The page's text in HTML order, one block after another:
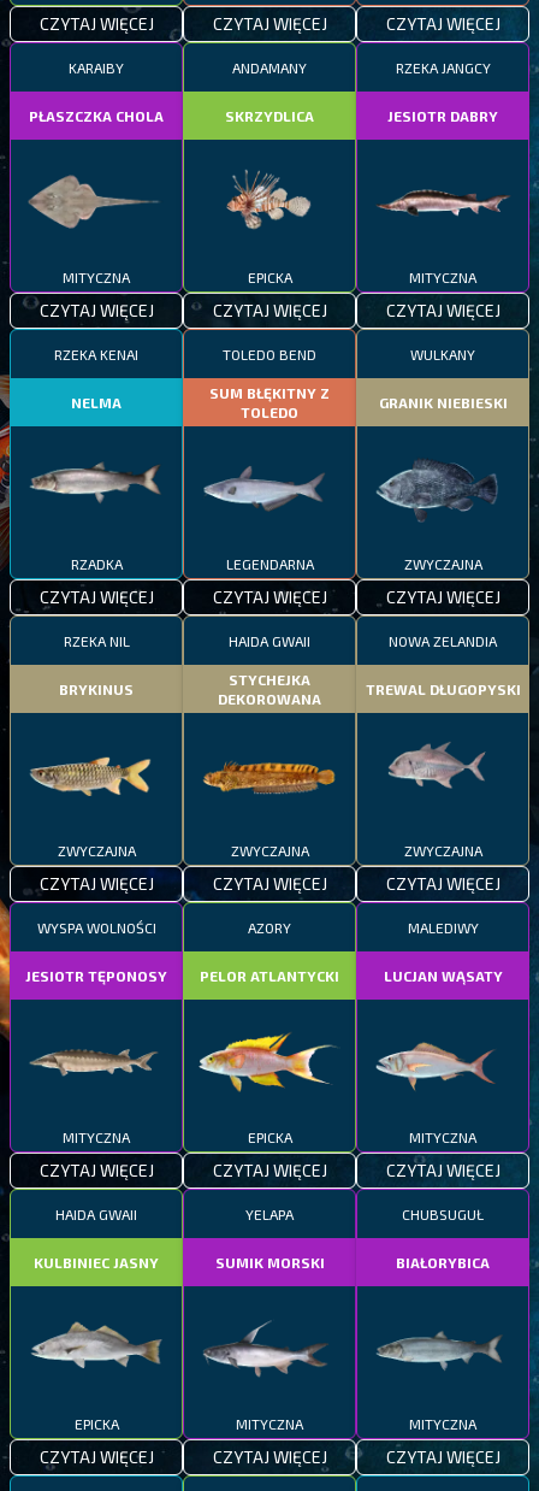
CZYTAJ WIĘCEJ CZYTAJ WIĘCEJ CZYTAJ WIĘCEJ
KARAIBY
PŁASZCZKA CHOLA
MITYCZNA
CZYTAJ WIĘCEJ
ANDAMANY
SKRZYDLICA
EPICKA
CZYTAJ WIĘCEJ
RZEKA JANGCY
JESIOTR DABRY
MITYCZNA
CZYTAJ WIĘCEJ
RZEKA KENAI
NELMA
RZADKA
CZYTAJ WIĘCEJ
TOLEDO BEND
SUM BŁĘKITNY Z
TOLEDO
LEGENDARNA
CZYTAJ WIĘCEJ
WULKANY
GRANIK NIEBIESKI
ZWYCZAJNA
CZYTAJ WIĘCEJ
RZEKA NIL
BRYKINUS
ZWYCZAJNA
CZYTAJ WIĘCEJ
HAIDA GWAII
STYCHEJKA
DEKOROWANA
ZWYCZAJNA
CZYTAJ WIĘCEJ
NOWA ZELANDIA
TREWAL DŁUGOPYSKI
ZWYCZAJNA
CZYTAJ WIĘCEJ
WYSPA WOLNOŚCI
JESIOTR TĘPONOSY
MITYCZNA
CZYTAJ WIĘCEJ
AZORY
PELOR ATLANTYCKI
EPICKA
CZYTAJ WIĘCEJ
MALEDIWY
LUCJAN WĄSATY
MITYCZNA
CZYTAJ WIĘCEJ
HAIDA GWAII
KULBINIEC JASNY
EPICKA
CZYTAJ WIĘCEJ
YELAPA
SUMIK MORSKI
MITYCZNA
CZYTAJ WIĘCEJ
CHUBSUGUŁ
BIAŁORYBICA
MITYCZNA
CZYTAJ WIĘCEJ